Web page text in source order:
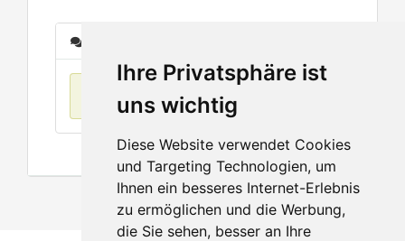
Ihre Privatsphäre ist
uns wichtig
Diese Website verwendet Cookies
und Targeting Technologien, um
Ihnen ein besseres Internet-Erlebnis
zu ermöglichen und die Werbung,
die Sie sehen, besser an Ihre